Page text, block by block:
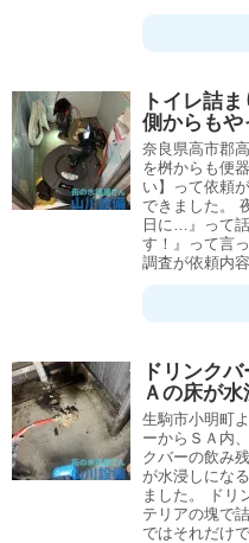
トイレ詰
側からも
奈良県高市郡
を桝からも便
い】って依頼
できました。
日に…』って
す！』って言
調査が依頼内
ドリンク
Ａの床が
生駒市小明町
ーからＳＡ内
クバーの飲み
が水浸しにな
ました。 ドリ
テリアの塊で
ではそれだけ